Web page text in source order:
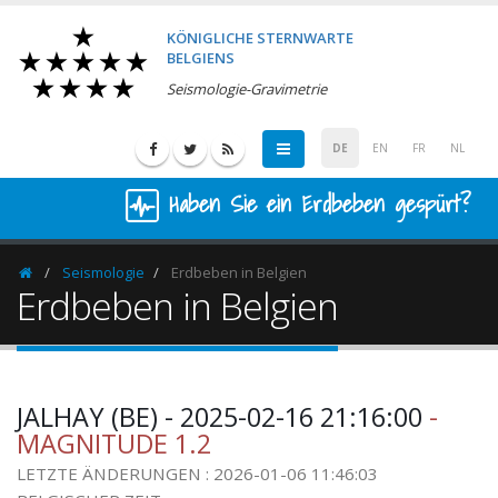
KÖNIGLICHE STERNWARTE
BELGIENS
Seismologie-Gravimetrie
DE EN FR NL
Haben Sie ein Erdbeben gespürt?
HomepageSeismologie Erdbeben in Belgien
Erdbeben in Belgien
JALHAY (BE) - 2025-02-16 21:16:00 -
MAGNITUDE 1.2
LETZTE ÄNDERUNGEN : 2026-01-06 11:46:03